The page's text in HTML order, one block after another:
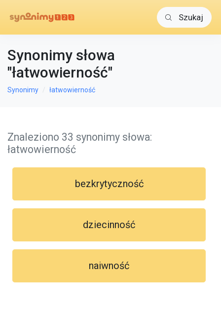
Szukaj
Synonimy słowa
"łatwowierność"
Synonimy łatwowierność
Znaleziono 33 synonimy słowa:
łatwowierność
bezkrytyczność
dziecinność
naiwność